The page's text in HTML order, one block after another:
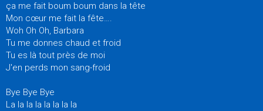
ça me fait boum boum dans la tête
Mon cœur me fait la fête….
Woh Oh Oh, Barbara
Tu me donnes chaud et froid
Tu es là tout près de moi
J'en perds mon sang-froid
Bye Bye Bye
La la la la la la la la